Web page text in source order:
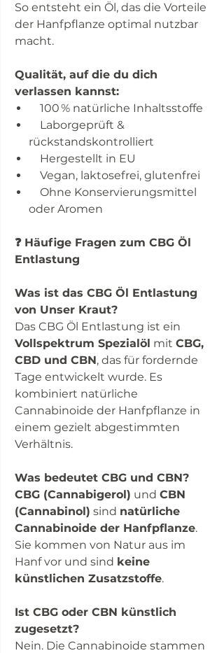
So entsteht ein Öl, das die Vorteile
der Hanfpflanze optimal nutzbar
macht.
Qualität, auf die du dich
verlassen kannst:
100 % natürliche Inhaltsstoffe
Laborgeprüft &
rückstandskontrolliert
Hergestellt in EU
Vegan, laktosefrei, glutenfrei
Ohne Konservierungsmittel
oder Aromen
❓ Häufige Fragen zum CBG Öl
Entlastung
Was ist das CBG Öl Entlastung
von Unser Kraut?
Das CBG Öl Entlastung ist ein
Vollspektrum Spezialöl mit CBG,
CBD und CBN, das für fordernde
Tage entwickelt wurde. Es
kombiniert natürliche
Cannabinoide der Hanfpflanze in
einem gezielt abgestimmten
Verhältnis.
Was bedeutet CBG und CBN?
CBG (Cannabigerol) und CBN
(Cannabinol) sind natürliche
Cannabinoide der Hanfpflanze.
Sie kommen von Natur aus im
Hanf vor und sind keine
künstlichen Zusatzstoffe.
Ist CBG oder CBN künstlich
zugesetzt?
Nein. Die Cannabinoide stammen